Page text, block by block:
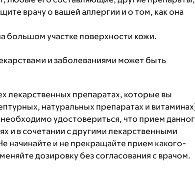
врачу о вашей аллергии и о том, как она
большом участке поверхности кожи.
и заболеваниями может быть
лекарственных препаратах, которые вы
натуральных препаратах и
удостовериться, что прием
и в сочетании с другими лекарственными
начинайте и не прекращайте прием какого-
дозировку без согласования с врачом.